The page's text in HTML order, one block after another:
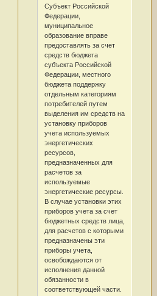
Субъект Российской
Федерации,
муниципальное
образование вправе
предоставлять за счет
средств бюджета
субъекта Российской
Федерации, местного
бюджета поддержку
отдельным категориям
потребителей путем
выделения им средств на
установку приборов
учета используемых
энергетических
ресурсов,
предназначенных для
расчетов за
используемые
энергетические ресурсы.
В случае установки этих
приборов учета за счет
бюджетных средств лица,
для расчетов с которыми
предназначены эти
приборы учета,
освобождаются от
исполнения данной
обязанности в
соответствующей части.